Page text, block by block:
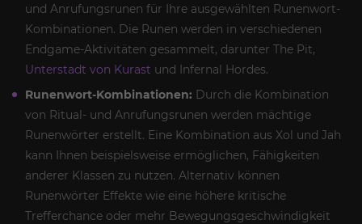
und Anrufungsrunen für Ihre ausgewählten Runenwort-
Kombinationen. Die Runen werden in verschiedenen
Endgame-Aktivitäten gesammelt, darunter The Pit,
Unterstadt von Kurast und Infernal Hordes.
Runenwort-Kombinationen: Durch die Kombination
von Ritual- und Anrufungsrunen werden mächtige
Runenwörter erstellt. Eine Kombination aus Xol und Jah
kann Ihnen beispielsweise ermöglichen, Fähigkeiten
anderer Klassen zu nutzen. Alternativ können
Runenwörter Effekte wie eine höhere kritische
Trefferchance oder mehr Bewegungsgeschwindigkeit